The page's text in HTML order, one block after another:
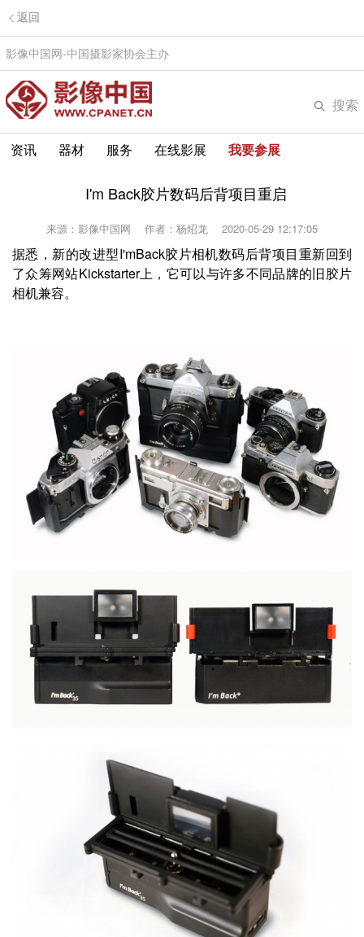
返回
影像中国网-中国摄影家协会主办
搜索
资讯 器材 服务 在线影展 我要参展
I'm Back胶片数码后背项目重启
来源：影像中国网 作者：杨炤龙 2020-05-29 12:17:05
据悉，新的改进型I'mBack胶片相机数码后背项目重新回到
了众筹网站Kickstarter上，它可以与许多不同品牌的旧胶片
相机兼容。